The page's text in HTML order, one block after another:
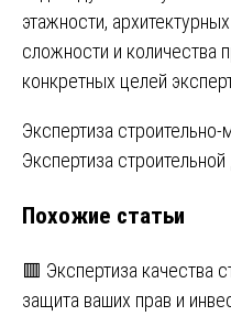
этажности,
сложности и количества
конкретных целей
Навигация
записям
Экспертиза
Экспертиза
Похожие статьи
🟥 Экспертиза качества
защита ваших прав и